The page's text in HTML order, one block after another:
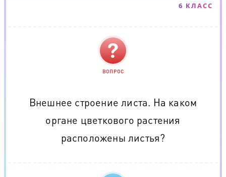
6 КЛАСС
ВОПРОС
Внешнее строение листа. На каком
органе цветкового растения
расположены листья?